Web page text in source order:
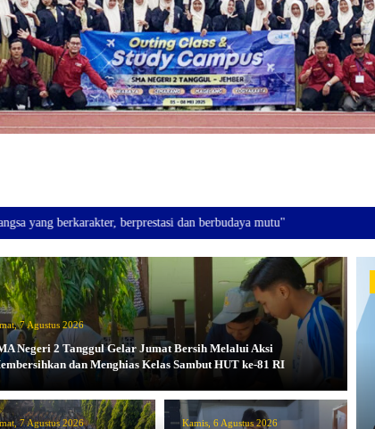
berprestasi dan berbudaya mutu"
7 Agustus 2026
Negeri 2 Tanggul Gelar Jumat Bersih Melalui Aksi
dan Menghias Kelas Sambut HUT ke-81 RI
7 Agustus 2026 Kamis, 6 Agustus 2026